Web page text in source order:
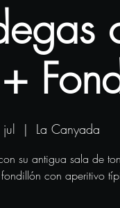
  |
La Canyada
su antigua sala de
con aperitivo